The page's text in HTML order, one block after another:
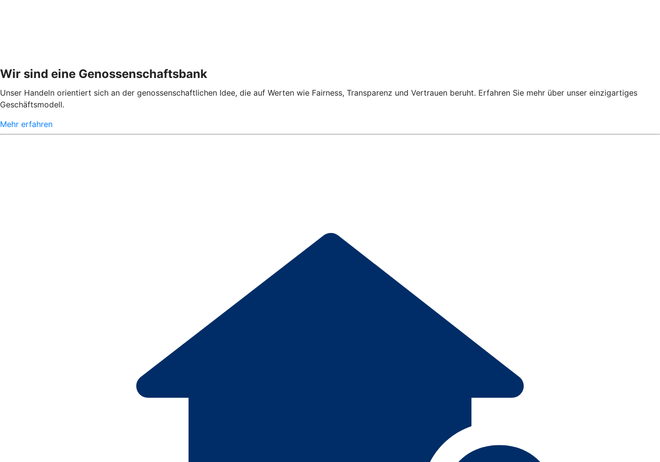
Wir sind eine Genossenschaftsbank
Unser Handeln orientiert sich an der genossenschaftlichen Idee, die auf Werten wie Fairness, Transparenz und Vertrauen beruht. Erfahren Sie mehr über unser einzigartiges
Geschäftsmodell.
Mehr erfahren